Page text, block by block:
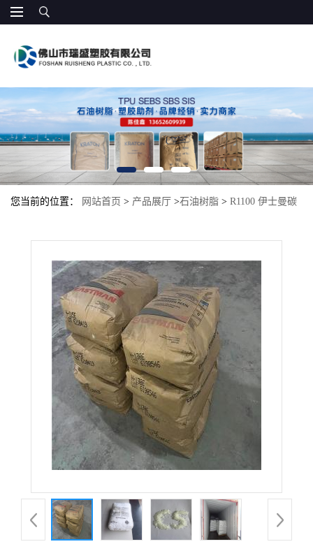
您当前的位置： 网站首页 > 产品展厅 >石油树脂 > R1100 伊士曼碳